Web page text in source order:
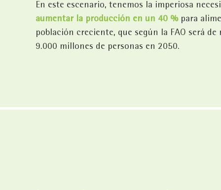
En este escenario, tenemos la imperiosa
aumentar la producción en un 40 %para
población creciente, que según la FAO será de
9.000 millones de personas en 2050.